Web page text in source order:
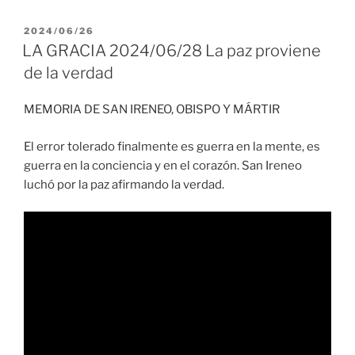
PUBLICADO
EL
2024/06/26
LA GRACIA 2024/06/28 La paz proviene
de la verdad
MEMORIA DE SAN IRENEO, OBISPO Y MÁRTIR
El error tolerado finalmente es guerra en la mente, es
guerra en la conciencia y en el corazón. San Ireneo
luchó por la paz afirmando la verdad.